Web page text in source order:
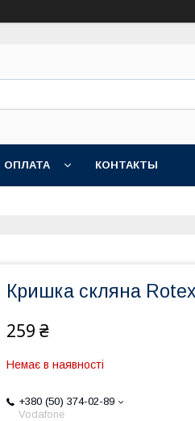
ОПЛАТА КОНТАКТЫ
Кришка скляна
259 ₴
Немає в наявності
+380 (50) 374-02-89
Vodafone